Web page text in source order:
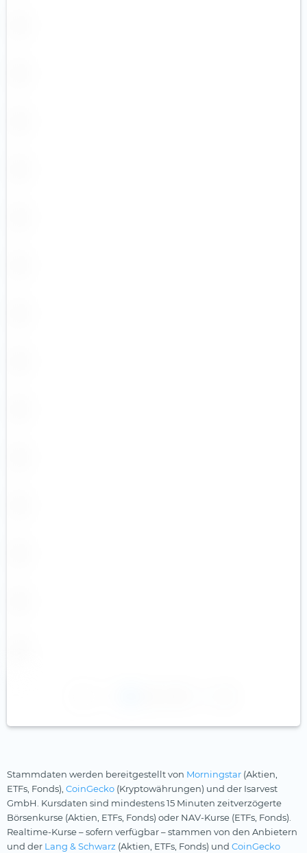
Stammdaten werden bereitgestellt von Morningstar (Aktien,
ETFs, Fonds), CoinGecko (Kryptowährungen) und der Isarvest
GmbH. Kursdaten sind mindestens 15 Minuten zeitverzögerte
Börsenkurse (Aktien, ETFs, Fonds) oder NAV-Kurse (ETFs, Fonds).
Realtime-Kurse – sofern verfügbar – stammen von den Anbietern
und der Lang & Schwarz (Aktien, ETFs, Fonds) und CoinGecko